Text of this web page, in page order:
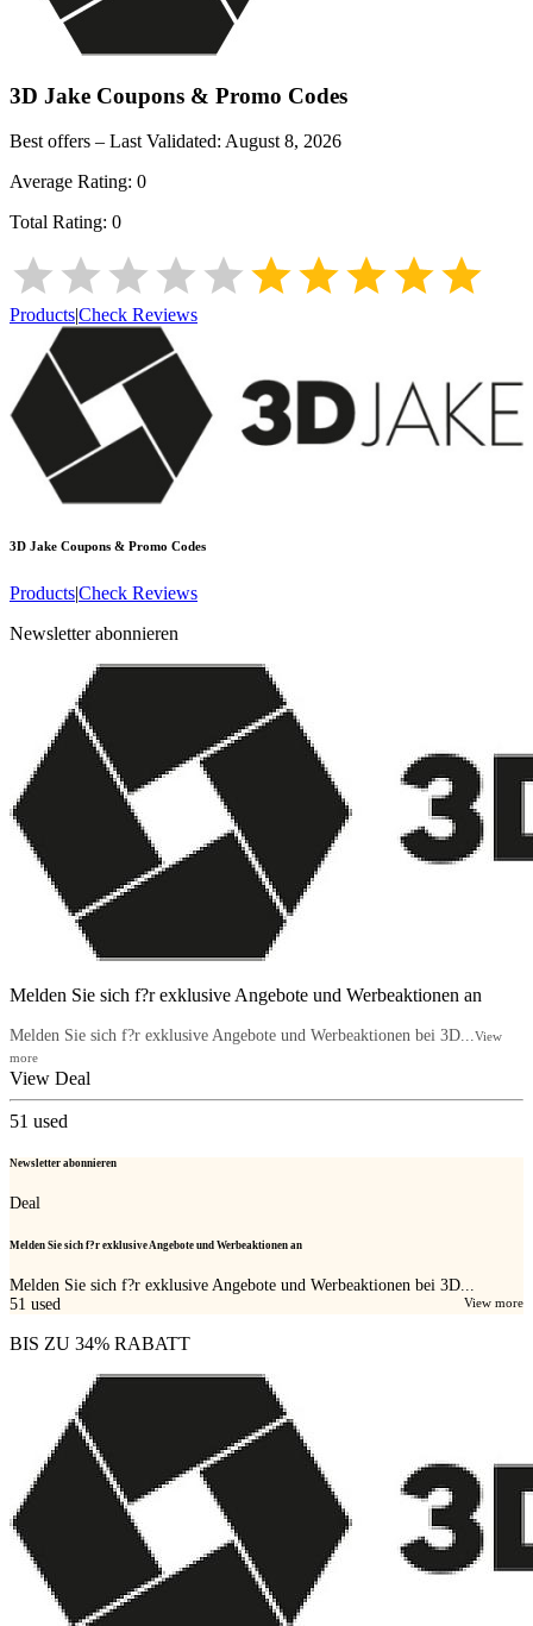
3D Jake Coupons & Promo Codes
Best offers – Last Validated: August 8, 2026
Average Rating: 0
Total Rating: 0
Products|Check Reviews
3D Jake Coupons & Promo Codes
Products|Check Reviews
Newsletter abonnieren
Melden Sie sich f?r exklusive Angebote und Werbeaktionen an
Melden Sie sich f?r exklusive Angebote und Werbeaktionen bei 3D...
View
more
View Deal
51 used
Newsletter abonnieren
Deal
Melden Sie sich f?r exklusive Angebote und Werbeaktionen an
Melden Sie sich f?r exklusive Angebote und Werbeaktionen bei 3D...
View more
51 used
BIS ZU 34% RABATT